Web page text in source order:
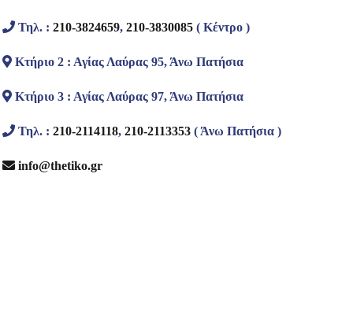
Τηλ. : 210-3824659, 210-3830085( Κέντρο )
Κτήριο 2 : Αγίας Λαύρας 95, Άνω Πατήσια
Κτήριο 3 : Αγίας Λαύρας 97, Άνω Πατήσια
Τηλ. : 210-2114118, 210-2113353( Άνω Πατήσια )
info@thetiko.gr